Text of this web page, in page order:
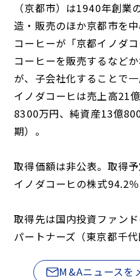
（京都市）は1940年創業
造・販売のほか京都市を
コーヒーが「京都イノダ
コーヒーを販売するなど
が、子会社化することで
イノダコーヒは売上高21
8300万円、純資産13億
期）。
取得価額は非公表。取得
イノダコーヒの株式94.2％
取得先は国内投資ファン
パートナーズ（東京都千
M&Aニュースを